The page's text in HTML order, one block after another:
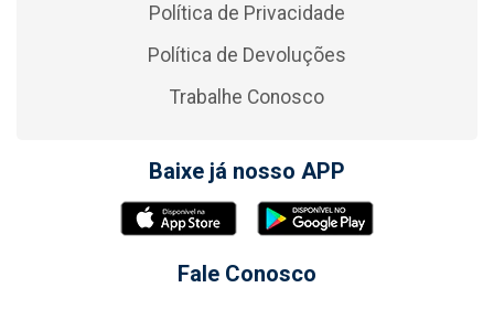
Política de Privacidade
Política de Devoluções
Trabalhe Conosco
Baixe já nosso APP
Fale Conosco